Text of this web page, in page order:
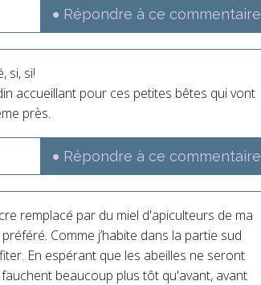
Répondre à ce commentaire
si, si!
accueillant pour ces petites bêtes qui vont
près.
Répondre à ce commentaire
remplacé par du miel d'apiculteurs de ma
Comme j’habite dans la partie sud
En espérant que les abeilles ne seront
beaucoup plus tôt qu'avant, avant